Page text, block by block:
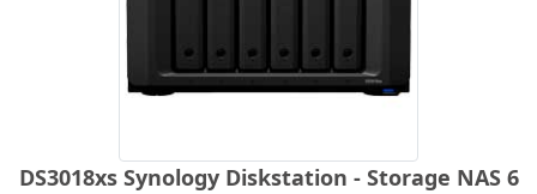
DS3018xs Synology Diskstation - Storage NAS 6